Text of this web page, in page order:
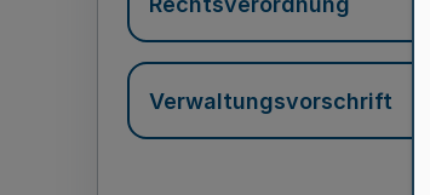
Verwaltungsvorschrift